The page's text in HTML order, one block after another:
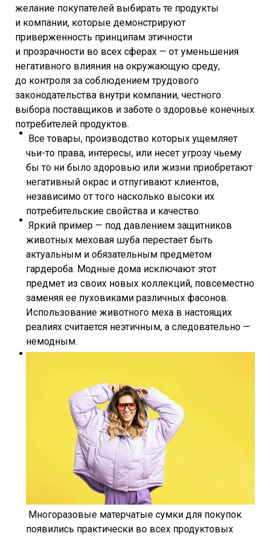
желание покупателей выбирать те продукты
и компании, которые демонстрируют
приверженность принципам этичности
и прозрачности во всех сферах — от уменьшения
негативного влияния на окружающую среду,
до контроля за соблюдением трудового
законодательства внутри компании, честного
выбора поставщиков и заботе о здоровье конечных
потребителей продуктов.
Все товары, производство которых ущемляет
чьи-то права, интересы, или несет угрозу чьему
бы то ни было здоровью или жизни приобретают
негативный окрас и отпугивают клиентов,
независимо от того насколько высоки их
потребительские свойства и качество.
Яркий пример — под давлением защитников
животных меховая шуба перестает быть
актуальным и обязательным предметом
гардероба. Модные дома исключают этот
предмет из своих новых коллекций, повсеместно
заменяя ее пуховиками различных фасонов.
Использование животного меха в настоящих
реалиях считается неэтичным, а следовательно —
немодным.
Многоразовые матерчатые сумки для покупок
появились практически во всех продуктовых